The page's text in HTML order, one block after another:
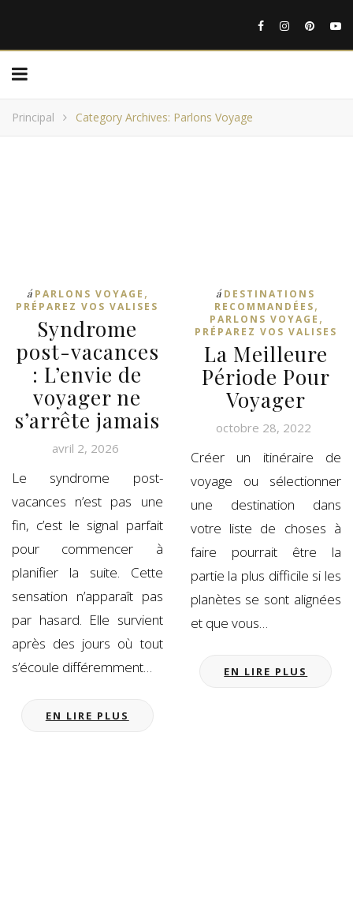
Principal Category Archives: Parlons Voyage
á PARLONS VOYAGE ,
PRÉPAREZ VOS VALISES
Syndrome
post-vacances
: L’envie de
voyager ne
s’arrête jamais
avril 2, 2026
Le syndrome post-
vacances n’est pas une
fin, c’est le signal parfait
pour commencer à
planifier la suite. Cette
sensation n’apparaît pas
par hasard. Elle survient
après des jours où tout
s’écoule différemment…
EN LIRE PLUS
á DESTINATIONS
RECOMMANDÉES,
PARLONS VOYAGE ,
PRÉPAREZ VOS VALISES
La Meilleure
Période Pour
Voyager
octobre 28, 2022
Créer un itinéraire de
voyage ou sélectionner
une destination dans
votre liste de choses à
faire pourrait être la
partie la plus difficile si les
planètes se sont alignées
et que vous…
EN LIRE PLUS